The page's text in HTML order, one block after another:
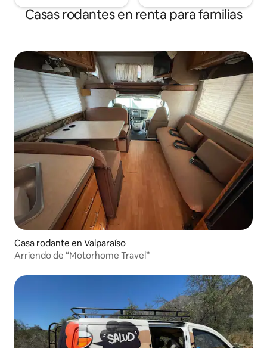
Casas rodantes en renta para familias
Casa rodante en Valparaíso
Arriendo de “Motorhome Travel”